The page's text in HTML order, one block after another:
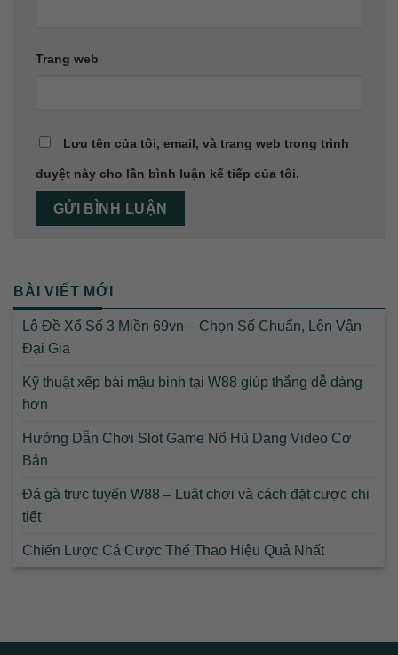
Trang web
Lưu tên của tôi, email, và trang web trong trình
duyệt này cho lần bình luận kế tiếp của tôi.
BÀI VIẾT MỚI
Lô Đề Xổ Số 3 Miền 69vn – Chọn Số Chuẩn, Lên Vận
Đại Gia
Kỹ thuật xếp bài mậu binh tại W88 giúp thắng dễ dàng
hơn
Hướng Dẫn Chơi Slot Game Nổ Hũ Dạng Video Cơ
Bản
Đá gà trực tuyến W88 – Luật chơi và cách đặt cược chi
tiết
Chiến Lược Cá Cược Thể Thao Hiệu Quả Nhất